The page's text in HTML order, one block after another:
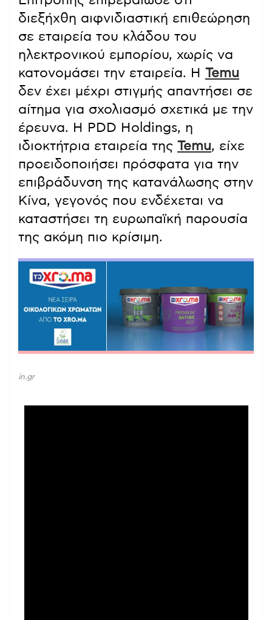
διεξήχθη αιφνιδιαστική επιθεώρηση
σε εταιρεία του κλάδου του
ηλεκτρονικού εμπορίου, χωρίς να
κατονομάσει την εταιρεία. Η Temu
δεν έχει μέχρι στιγμής απαντήσει σε
αίτημα για σχολιασμό σχετικά με την
έρευνα. Η PDD Holdings, η
ιδιοκτήτρια εταιρεία της Temu, είχε
προειδοποιήσει πρόσφατα για την
επιβράδυνση της κατανάλωσης στην
Κίνα, γεγονός που ενδέχεται να
καταστήσει τη ευρωπαϊκή παρουσία
της ακόμη πιο κρίσιμη.
in.gr